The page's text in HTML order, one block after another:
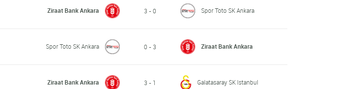
Ziraat Bank Ankara 3 - 0 Spor Toto SK Ankara
Spor Toto SK Ankara 0 - 3 Ziraat Bank Ankara
Ziraat Bank Ankara 3 - 1 Galatasaray SK Istanbul